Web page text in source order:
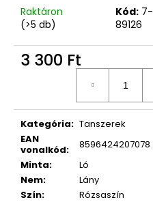
Raktáron
(>5 db)
Kód: 7-
89126
3 300 Ft
Kategória: Tanszerek
EAN
vonalkód:
8596424207078
Minta:
Ló
Nem:
Lány
Szín:
Rózsaszín
FOCI